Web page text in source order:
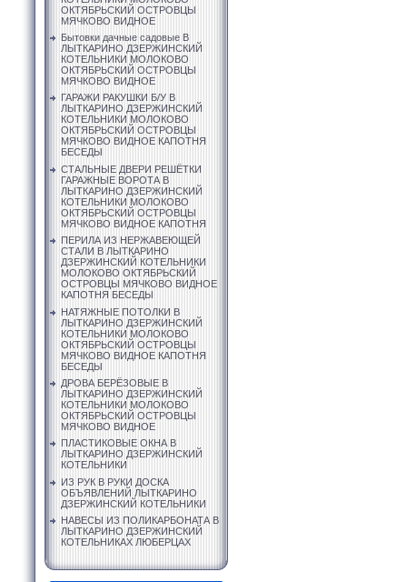
ОКТЯБРЬСКИЙ ОСТРОВЦЫ
МЯЧКОВО ВИДНОЕ
Бытовки дачные садовые В
ЛЫТКАРИНО ДЗЕРЖИНСКИЙ
КОТЕЛЬНИКИ МОЛОКОВО
ОКТЯБРЬСКИЙ ОСТРОВЦЫ
МЯЧКОВО ВИДНОЕ
ГАРАЖИ РАКУШКИ Б/У В
ЛЫТКАРИНО ДЗЕРЖИНСКИЙ
КОТЕЛЬНИКИ МОЛОКОВО
ОКТЯБРЬСКИЙ ОСТРОВЦЫ
МЯЧКОВО ВИДНОЕ КАПОТНЯ
БЕСЕДЫ
СТАЛЬНЫЕ ДВЕРИ РЕШЁТКИ
ГАРАЖНЫЕ ВОРОТА В
ЛЫТКАРИНО ДЗЕРЖИНСКИЙ
КОТЕЛЬНИКИ МОЛОКОВО
ОКТЯБРЬСКИЙ ОСТРОВЦЫ
МЯЧКОВО ВИДНОЕ КАПОТНЯ
ПЕРИЛА ИЗ НЕРЖАВЕЮЩЕЙ
СТАЛИ В ЛЫТКАРИНО
ДЗЕРЖИНСКИЙ КОТЕЛЬНИКИ
МОЛОКОВО ОКТЯБРЬСКИЙ
ОСТРОВЦЫ МЯЧКОВО ВИДНОЕ
КАПОТНЯ БЕСЕДЫ
НАТЯЖНЫЕ ПОТОЛКИ В
ЛЫТКАРИНО ДЗЕРЖИНСКИЙ
КОТЕЛЬНИКИ МОЛОКОВО
ОКТЯБРЬСКИЙ ОСТРОВЦЫ
МЯЧКОВО ВИДНОЕ КАПОТНЯ
БЕСЕДЫ
ДРОВА БЕРЁЗОВЫЕ В
ЛЫТКАРИНО ДЗЕРЖИНСКИЙ
КОТЕЛЬНИКИ МОЛОКОВО
ОКТЯБРЬСКИЙ ОСТРОВЦЫ
МЯЧКОВО ВИДНОЕ
ПЛАСТИКОВЫЕ ОКНА В
ЛЫТКАРИНО ДЗЕРЖИНСКИЙ
КОТЕЛЬНИКИ
ИЗ РУК В РУКИ ДОСКА
ОБЪЯВЛЕНИЙ ЛЫТКАРИНО
ДЗЕРЖИНСКИЙ КОТЕЛЬНИКИ
НАВЕСЫ ИЗ ПОЛИКАРБОНАТА В
ЛЫТКАРИНО ДЗЕРЖИНСКИЙ
КОТЕЛЬНИКАХ ЛЮБЕРЦАХ